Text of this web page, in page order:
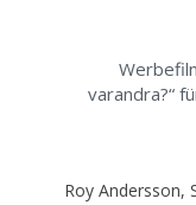
varandra?“
Roy Andersson,